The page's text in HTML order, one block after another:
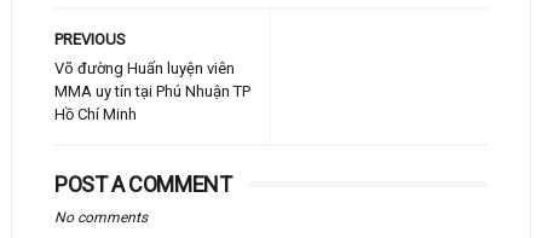
PREVIOUS
Võ đường Huấn luyện viên
MMA uy tín tại Phú Nhuận TP
Hồ Chí Minh
POST A COMMENT
No comments